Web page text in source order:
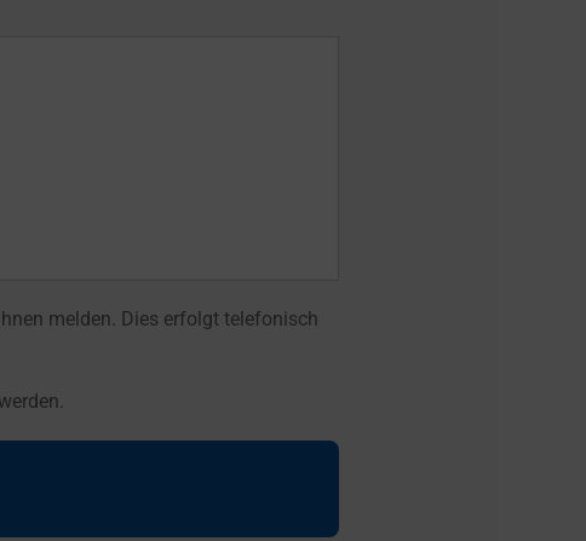
melden. Dies erfolgt telefonisch